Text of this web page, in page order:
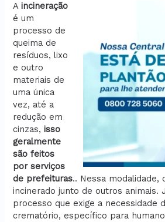
Aincineração
é um
processo de
queima de
resíduos, lixo
e outro
materiais de
uma única
vez, até a
redução em
cinzas,isso
geralmente
são feitos
por serviços
de prefeituras.. Nessa modalidade,
incinerado junto de outros animais.
processo que exige a necessidade
crematório, específico para